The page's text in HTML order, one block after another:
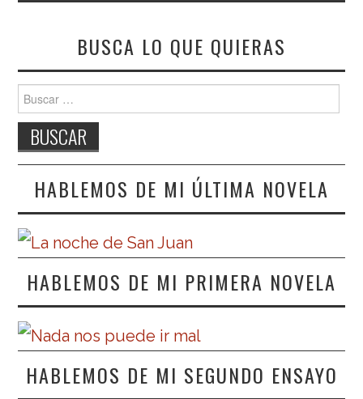
BUSCA LO QUE QUIERAS
Buscar:
HABLEMOS DE MI ÚLTIMA NOVELA
HABLEMOS DE MI PRIMERA NOVELA
HABLEMOS DE MI SEGUNDO ENSAYO